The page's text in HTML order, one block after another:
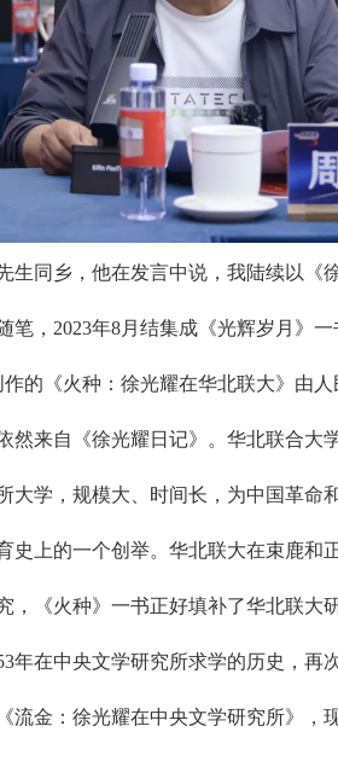
同乡，他在发言中说，我陆续以《
笔，2023年8月结集成《光辉岁月》
作的《火种：徐光耀在华北联大》由
然来自《徐光耀日记》。华北联合大
大学，规模大、时间长，为中国革命
史上的一个创举。华北联大在束鹿和
，《火种》一书正好填补了华北联大
年在中央文学研究所求学的历史，再
流金：徐光耀在中央文学研究所》，